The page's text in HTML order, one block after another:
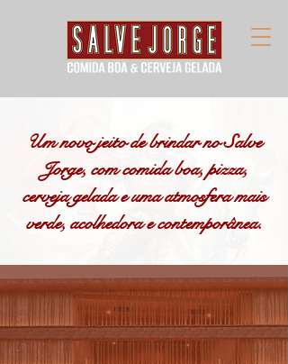
Um novo jeito de brindar no Salve
Jorge, com comida boa, pizza,
cerveja gelada e uma atmosfera mais
verde, acolhedora e contemporânea.